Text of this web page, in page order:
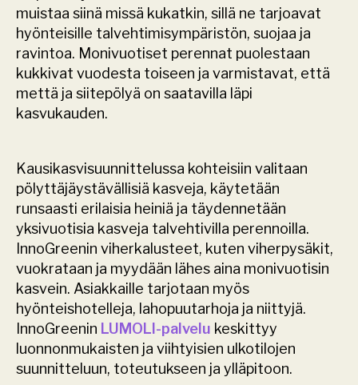
muistaa siinä missä kukatkin, sillä ne tarjoavat
hyönteisille talvehtimisympäristön, suojaa ja
ravintoa. Monivuotiset perennat puolestaan
kukkivat vuodesta toiseen ja varmistavat, että
mettä ja siitepölyä on saatavilla läpi
kasvukauden.
Kausikasvisuunnittelussa kohteisiin valitaan
pölyttäjäystävällisiä kasveja, käytetään
runsaasti erilaisia heiniä ja täydennetään
yksivuotisia kasveja talvehtivilla perennoilla.
InnoGreenin viherkalusteet, kuten viherpysäkit,
vuokrataan ja myydään lähes aina monivuotisin
kasvein. Asiakkaille tarjotaan myös
hyönteishotelleja, lahopuutarhoja ja niittyjä.
InnoGreenin LUMOLI-palvelu keskittyy
luonnonmukaisten ja viihtyisien ulkotilojen
suunnitteluun, toteutukseen ja ylläpitoon.